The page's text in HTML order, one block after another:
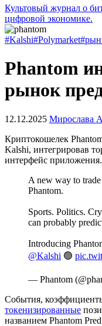
Культовый журнал о
цифровой экономике.
#Kalshi#Polymarket
Phantom
рынок
12.12.2025 Мирослава
Криптокошелек
Kalshi, интегрировав
интерфейс приложения.
A new way to
Phantom.
Sports. Politics.
can probably
Introducing
@Kalshi 🟢
— Phantom
События,
токенизированные
названием Phantom